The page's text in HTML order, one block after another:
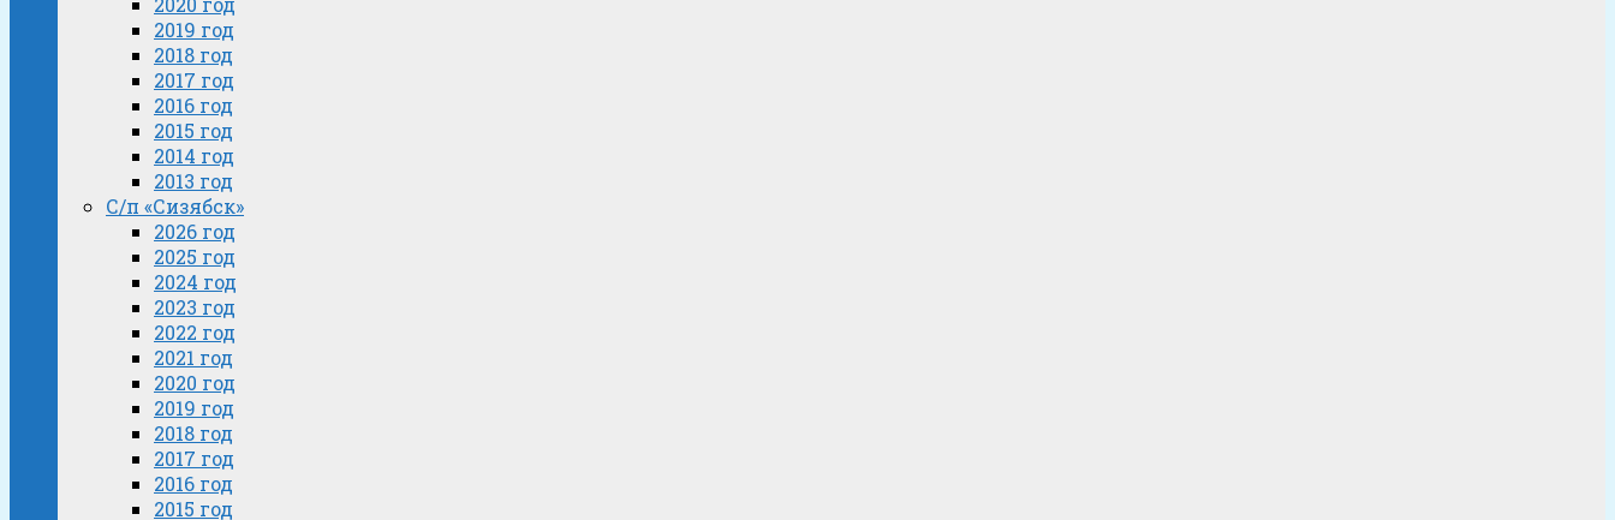
2019 год
2018 год
2017 год
2016 год
2015 год
2014 год
2013 год
С/п «Сизябск»
2026 год
2025 год
2024 год
2023 год
2022 год
2021 год
2020 год
2019 год
2018 год
2017 год
2016 год
2015 год